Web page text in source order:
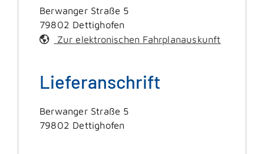
Berwanger Straße 5
79802 Dettighofen
Zur elektronischen Fahrplanauskunft
Lieferanschrift
Berwanger Straße 5
79802 Dettighofen